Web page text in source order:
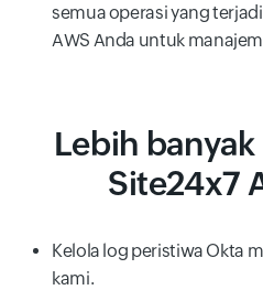
semua operasi yang
AWS Anda untuk
Lebih
Site24x7
Kelola log peristiwa Okta
kami.